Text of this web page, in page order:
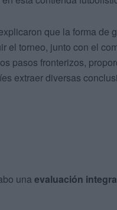
que la forma
el torneo, junto con el
pasos fronterizos,
extraer diversas
una evaluación